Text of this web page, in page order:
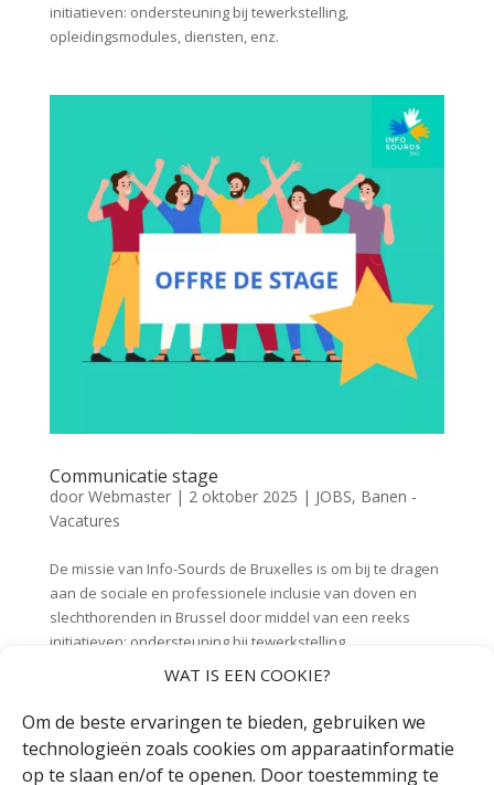
WAT IS EEN COOKIE?
Om de beste ervaringen te bieden, gebruiken we
technologieën zoals cookies om apparaatinformatie
op te slaan en/of te openen. Door toestemming te
initiatieven: ondersteuning bij tewerkstelling,
opleidingsmodules, diensten, enz.
Communicatie stage
door Webmaster| 2 oktober 2025 | JOBS, Banen -
Vacatures
De missie van Info-Sourds de Bruxelles is om bij te dragen
aan de sociale en professionele inclusie van doven en
slechthorenden in Brussel door middel van een reeks
initiatieven: ondersteuning bij tewerkstelling,
opleidingsmodules, diensten, enz.